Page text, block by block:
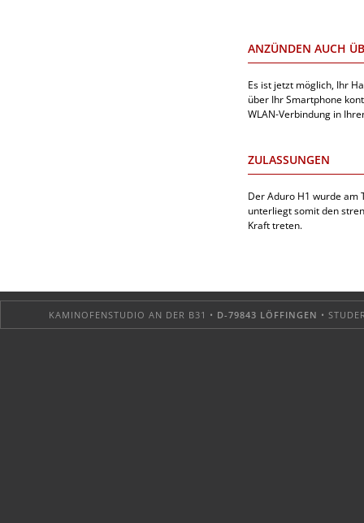
ANZÜNDEN AUCH
Es ist jetzt möglich, Ihr
über Ihr Smartphone
WLAN-Verbindung in
ZULASSUNGEN
Der Aduro H1 wurde am
unterliegt somit den
Kraft treten.
KAMINOFENSTUDIO AN DER B31 • D-79843 LÖFFINGEN •